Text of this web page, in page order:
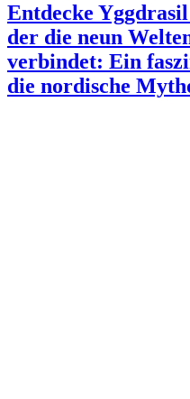
Entdecke
der die neun
verbindet: Ein
die nordische